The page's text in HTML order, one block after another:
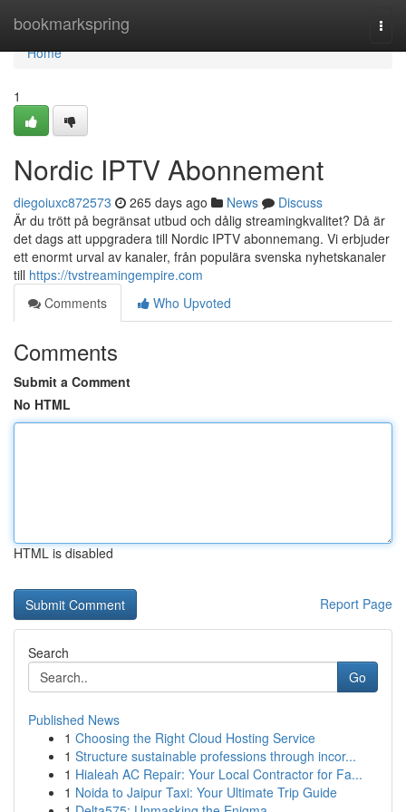
bookmarkspring
Home
Home
1
Nordic IPTV Abonnement
diegoiuxc872573 265 days ago News
Discuss
Är du trött på begränsat utbud och dålig streamingkvalitet? Då är
det dags att uppgradera till Nordic IPTV abonnemang. Vi erbjuder
ett enormt urval av kanaler, från populära svenska nyhetskanaler
till https://tvstreamingempire.com
Comments
Who Upvoted
Comments
Submit a Comment
No HTML
HTML is disabled
Report Page
Search
Go
Published News
1 Choosing the Right Cloud Hosting Service
1 Structure sustainable professions through incor...
1 Hialeah AC Repair: Your Local Contractor for Fa...
1 Noida to Jaipur Taxi: Your Ultimate Trip Guide